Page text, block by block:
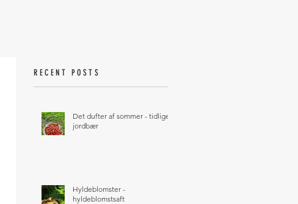
RECENT POSTS
Det dufter af sommer - tidlige
jordbær
Hyldeblomster -
hyldeblomstsaft